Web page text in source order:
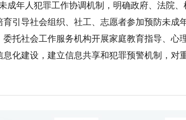
成年人犯罪工作协调机制，明确政府、法院
育引导社会组织、社工、志愿者参加预防未成
托社会工作服务机构开展家庭教育指导、心
化建设，建立信息共享和犯罪预警机制，对